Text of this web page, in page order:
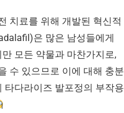
치료를 위해 개발된 혁신적
은 많은 남성들에게
모든 약물과 마찬가지로,
수 있으므로 이에 대해 충분
타다라이즈 발포정의 부작용